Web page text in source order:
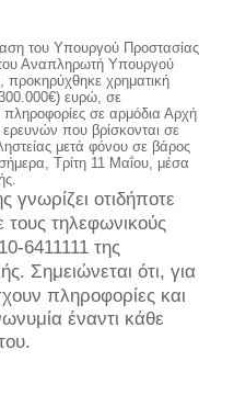
του Υπουργού Προστασίας
Αναπληρωτή Υπουργού
χρηματική
ευρώ, σε
πληροφορίες σε αρμόδια Αρχή
που βρίσκονται σε
μετά φόνου σε βάρος
Τρίτη 11 Μαΐου, μέσα
γνωρίζει οτιδήποτε
τους τηλεφωνικούς
6411111 της
Σημειώνεται ότι, για
πληροφορίες και
έναντι κάθε